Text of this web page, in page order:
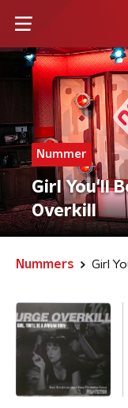
Nummer
Girl You'll
Overkill
Nummers Girl